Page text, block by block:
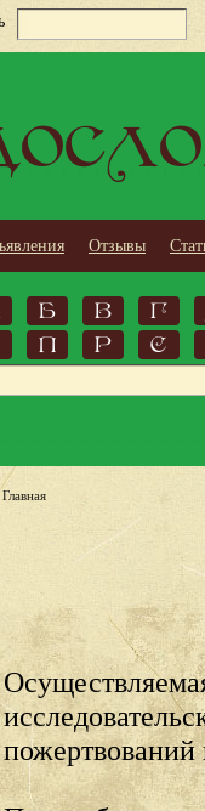
Отзывы
Б В
Г
П Р С
Главная
пожертвований